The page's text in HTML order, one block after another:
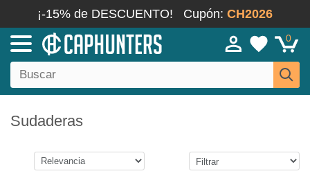
¡-15% de DESCUENTO! Cupón: CH2026
0
Sudaderas